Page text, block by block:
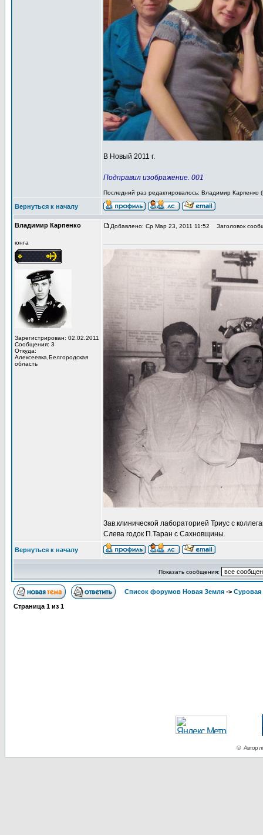
В Новый 2011 г.
Подправил изображение. 001
Последний раз редактировалось: Владимир Карпенко
Вернуться к началу
Владимир Карпенко
юнга
Зарегистрирован: 02.02.2011
Сообщения: 3
Откуда:
Алексеевка,Белгородская
область
Добавлено: Ср Мар 23, 2011 11:52 Заголовок
Зав.клинической лабораторией Триус с
Слева годок П.Таран с Сахновщины.
Вернуться к началу
Показать сообщения:
Список форумов Новая Земля -> Суровая
Страница 1 из 1
© Автор